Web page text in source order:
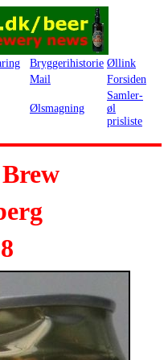
Bryggerihistorie Øllink
Mail Forsiden
Ølsmagning
Samler-
øl
prisliste